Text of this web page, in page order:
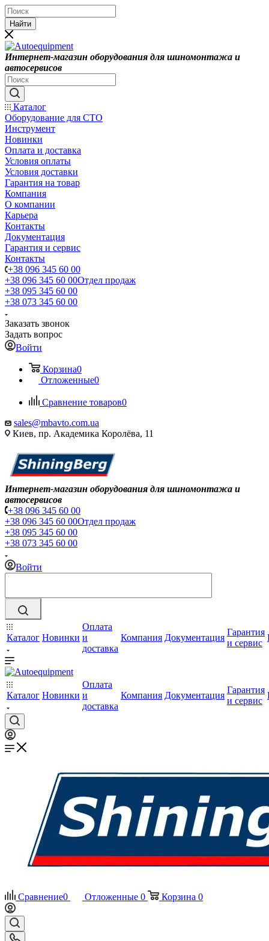
Найти
Интернет-магазин оборудования для шиномонтажа и
автосервисов
Каталог
Оборудование для СТО
Инструмент
Новинки
Оплата и доставка
Условия оплаты
Условия доставки
Гарантия на товар
Компания
О компании
Карьера
Контакты
Документация
Гарантия и сервис
Контакты
+38 096 345 60 00
+38 096 345 60 00Отдел продаж
+38 095 345 60 00
+38 073 345 60 00
Заказать звонок
Задать вопрос
Войти
Корзина0
Отложенные0
Сравнение товаров0
sales@mbavto.com.ua
Киев, пр. Академика Королёва, 11
Интернет-магазин оборудования для шиномонтажа и
автосервисов
+38 096 345 60 00
+38 096 345 60 00Отдел продаж
+38 095 345 60 00
+38 073 345 60 00
Войти
Каталог Новинки
Оплата
и
доставка
Компания Документация
Гарантия
и сервис
Каталог Новинки
Оплата
и
доставка
Компания Документация
Гарантия
и сервис
Сравнение0 Отложенные 0 Корзина 0